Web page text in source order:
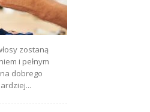
zostaną
i pełnym
dobrego